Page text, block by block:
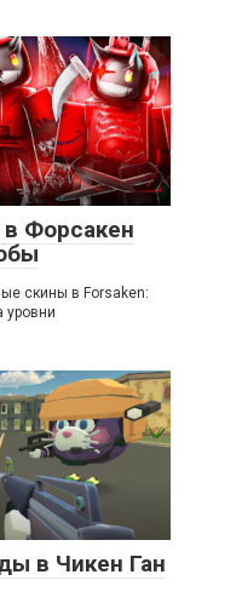
Форсакен
скины в Forsaken:
уровни
в Чикен Ган